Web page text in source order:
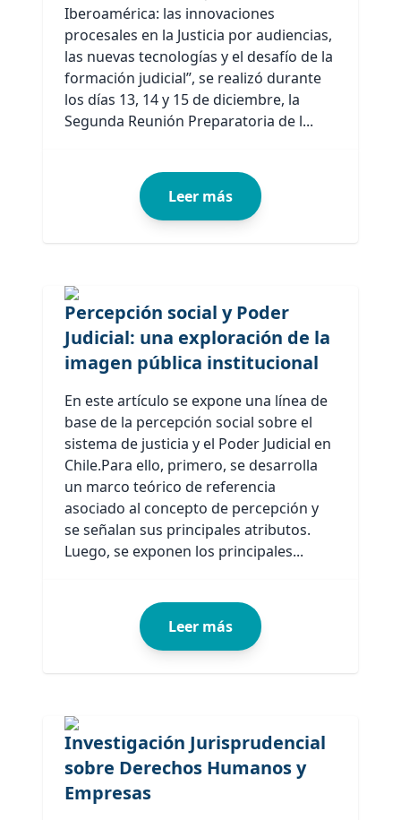
Iberoamérica: las innovaciones
procesales en la Justicia por audiencias,
las nuevas tecnologías y el desafío de la
formación judicial”, se realizó durante
los días 13, 14 y 15 de diciembre, la
Segunda Reunión Preparatoria de l...
Leer más
Percepción social y Poder
Judicial: una exploración de la
imagen pública institucional
En este artículo se expone una línea de
base de la percepción social sobre el
sistema de justicia y el Poder Judicial en
Chile.Para ello, primero, se desarrolla
un marco teórico de referencia
asociado al concepto de percepción y
se señalan sus principales atributos.
Luego, se exponen los principales...
Leer más
Investigación Jurisprudencial
sobre Derechos Humanos y
Empresas